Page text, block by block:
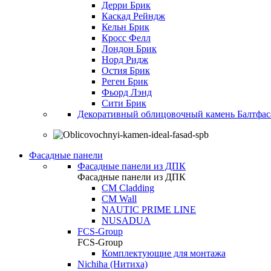
Дерри Брик
Каскад Рейндж
Кельн Брик
Кросс Фелл
Лондон Брик
Норд Ридж
Остия Брик
Реген Брик
Фьорд Лэнд
Сити Брик
Декоративный облицовочный камень
Фасадные панели
Фасадные панели из ДПК
Фасадные панели из ДПК
CM Cladding
CM Wall
NAUTIC PRIME LINE
NUSADUA
FCS-Group
FCS-Group
Комплектующие для монтажа
Nichiha (Нитиха)